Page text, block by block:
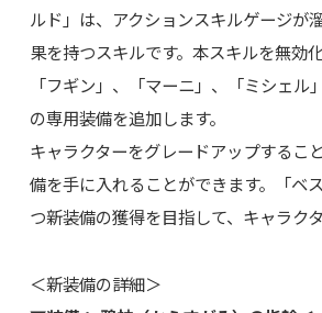
ルド」は、アクションスキルゲージが
果を持つスキルです。本スキルを無効
「フギン」、「マーニ」、「ミシェル
の専用装備を追加します。
キャラクターをグレードアップするこ
備を手に入れることができます。「ベ
つ新装備の獲得を目指して、キャラク
＜新装備の詳細＞